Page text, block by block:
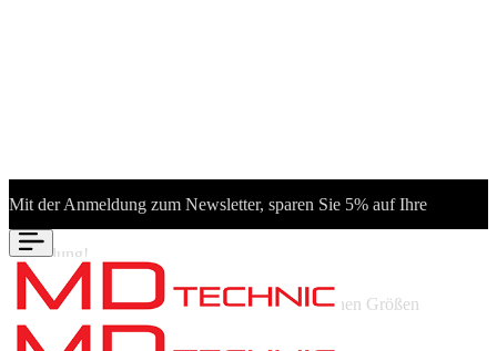
Mit der Anmeldung zum Newsletter, sparen Sie 5% auf Ihre
Bestellung!
Neu eingetroffen: Froschklappen in verschiedenen Größen